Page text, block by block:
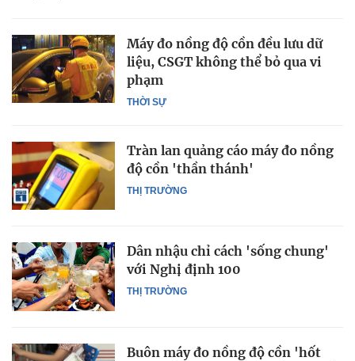
THỜI SỰ
Máy đo nồng độ cồn đều lưu dữ
liệu, CSGT không thể bỏ qua vi
phạm
THỊ TRƯỜNG
Tràn lan quảng cáo máy đo nồng
độ cồn 'thần thánh'
THỊ TRƯỜNG
Dân nhậu chỉ cách 'sống chung'
với Nghị định 100
Buôn máy đo nồng độ cồn 'hốt